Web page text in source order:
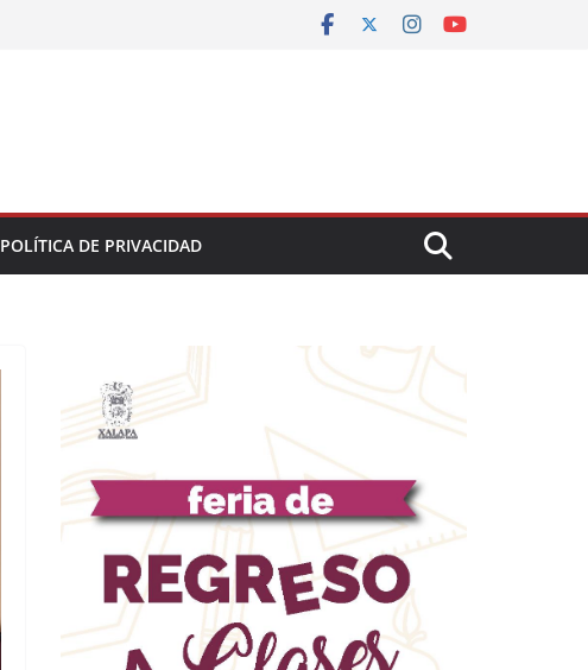
POLÍTICA DE PRIVACIDAD